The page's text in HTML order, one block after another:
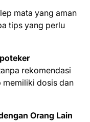
mata yang aman
tips yang perlu
rekomendasi
memiliki dosis dan
Orang Lain